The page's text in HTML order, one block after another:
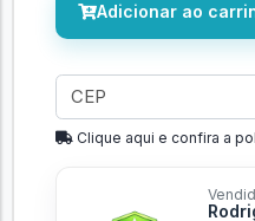
Adicionar ao
Clique aqui e confira a